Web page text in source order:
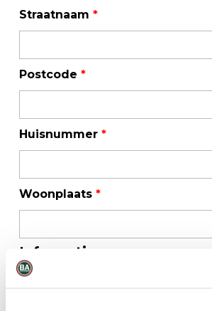
Straatnaam *
Postcode *
Huisnummer *
Woonplaats *
Informatie
Uw bericht